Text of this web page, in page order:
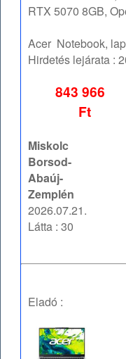
RTX 5070 8GB,
Acer Notebook,
Hirdetés lejárata :
843 966
Ft
Miskolc
Borsod-
Abaúj-
Zemplén
2026.07.21.
Látta : 30
Eladó :